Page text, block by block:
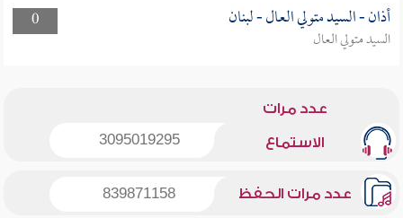
0
أذان - السيد متولي العال - لبنان
السيد متولي العال
عدد مرات
الاستماع 3095019295
عدد مرات الحفظ 839871158